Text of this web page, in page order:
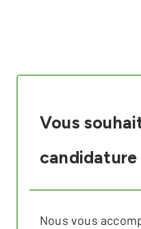
Vous
candidature
Nous vous